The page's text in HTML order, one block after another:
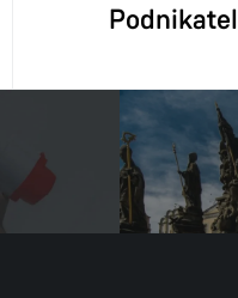
Podnikatel